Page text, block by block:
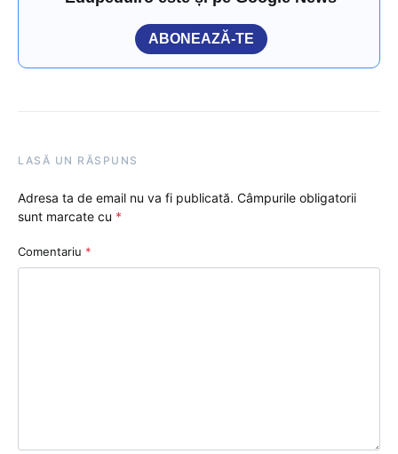
ABONEAZĂ-TE
LASĂ UN RĂSPUNS
Adresa ta de email nu va fi publicată. Câmpurile obligatorii
sunt marcate cu *
Comentariu *